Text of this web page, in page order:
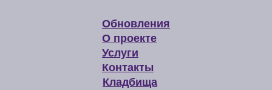
Обновления
О проекте
Услуги
Контакты
Кладбища